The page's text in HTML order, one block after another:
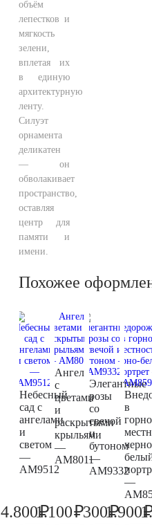
объём
лепестков и
мягкость
зелени,
вплетая их
в единую
архитектурную
ленту.
Силуэт
орнамента
деликатен
— он
обволакивает
пространство,
оставляя
центр для
памяти и
имени.
Похожее
Небесный
сад с
ангелами
и
светом
—
AM9512
5.000
4.800₽
Ангел
с
цветами
и
раскрытыми
крыльями
—
AM8011
1.200
1.100₽
Элегантные
розы
со
свечой
и
бутоном
—
AM9332
300
300₽
в
—
1.900